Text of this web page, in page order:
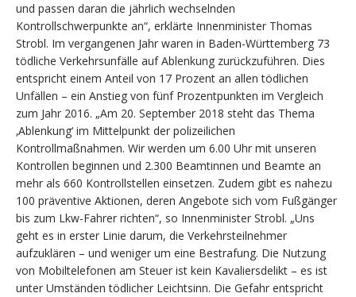
und passen daran die jährlich wechselnden
Kontrollschwerpunkte an“, erklärte Innenminister Thomas
Strobl. Im vergangenen Jahr waren in Baden-Württemberg 73
tödliche Verkehrsunfälle auf Ablenkung zurückzuführen. Dies
entspricht einem Anteil von 17 Prozent an allen tödlichen
Unfällen – ein Anstieg von fünf Prozentpunkten im Vergleich
zum Jahr 2016. „Am 20. September 2018 steht das Thema
‚Ablenkung‘ im Mittelpunkt der polizeilichen
Kontrollmaßnahmen. Wir werden um 6.00 Uhr mit unseren
Kontrollen beginnen und 2.300 Beamtinnen und Beamte an
mehr als 660 Kontrollstellen einsetzen. Zudem gibt es nahezu
100 präventive Aktionen, deren Angebote sich vom Fußgänger
bis zum Lkw-Fahrer richten“, so Innenminister Strobl. „Uns
geht es in erster Linie darum, die Verkehrsteilnehmer
aufzuklären – und weniger um eine Bestrafung. Die Nutzung
von Mobiltelefonen am Steuer ist kein Kavaliersdelikt – es ist
unter Umständen tödlicher Leichtsinn. Die Gefahr entspricht